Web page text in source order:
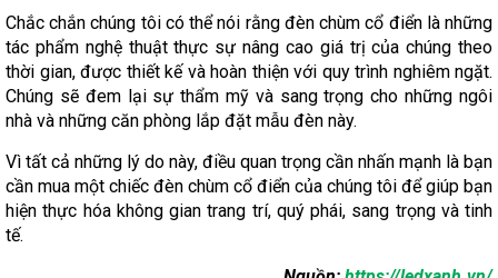
Chắc chắn chúng tôi có thể nói rằng đèn chùm cổ điển là những
tác phẩm nghệ thuật thực sự nâng cao giá trị của chúng theo
thời gian, được thiết kế và hoàn thiện với quy trình nghiêm ngặt.
Chúng sẽ đem lại sự thẩm mỹ và sang trọng cho những ngôi
nhà và những căn phòng lắp đặt mẫu đèn này.
Vì tất cả những lý do này, điều quan trọng cần nhấn mạnh là bạn
cần mua một chiếc đèn chùm cổ điển của chúng tôi để giúp bạn
hiện thực hóa không gian trang trí, quý phái, sang trọng và tinh
tế.